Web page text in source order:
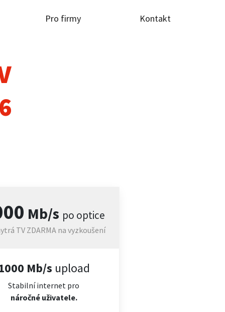
Pro firmy Kontakt
Mb/s po optice
TV ZDARMA na vyzkoušení
Mb/s upload
Stabilní internet pro
náročnéuživatele.